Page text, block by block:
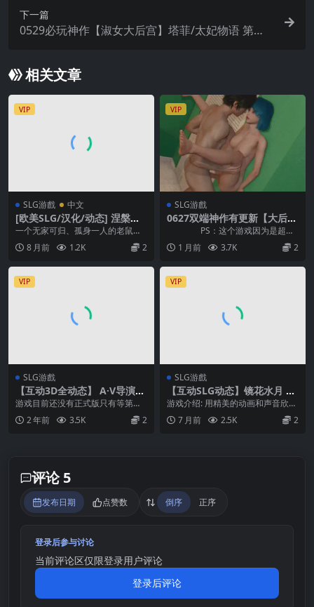
下一篇
0529必玩神作【淑女大后宫】塔菲/太妃物语 第二
ning After v1.0.36【官中无码】
相关文章
VIP
SLG游戲 中文
[欧美SLG/汉化/动态] 涅槃米
糠 Nezumicon [v0.1.31]
一个无家可归、孤身一人的老鼠男
孩，在摆脱了过去的阴影后，偶然
在一座猫娘居住的豪宅...
8 月前 1.2K 2
VIP
SLG游戲
0627双端神作有更新【大后
宫】我的恶霸女友 My Bully I
s My Lover Ch.2 Ep.2【官中
无码】
PS：这个游戏因为是超清
版本，所以游戏有点大！P...
1 月前 3.7K 2
VIP
SLG游戲
【互动3D全动态】 A·V导演模
拟器 AV Director Life! AVカ
ントクLIFE! v0.906 体验版
游戏目前还没有正式版只有等第二
季度才有 游戏目前还没有正式版只
有等第二季度才有 ...
2 年前 3.5K 2
VIP
SLG游戲
【互动SLG动态】镜花水月 GL
ASS v1.2.1F 官方中文步兵版+
DLC
游戏介绍: 用精美的动画和声音欣赏
女主人公穿越时空的故事。 人类是
性欲的化身，没...
7 月前 2.5K 2
评论 5
发布日期 点赞数 倒序 正序
登录后参与讨论
当前评论区仅限登录用户评论
登录后评论